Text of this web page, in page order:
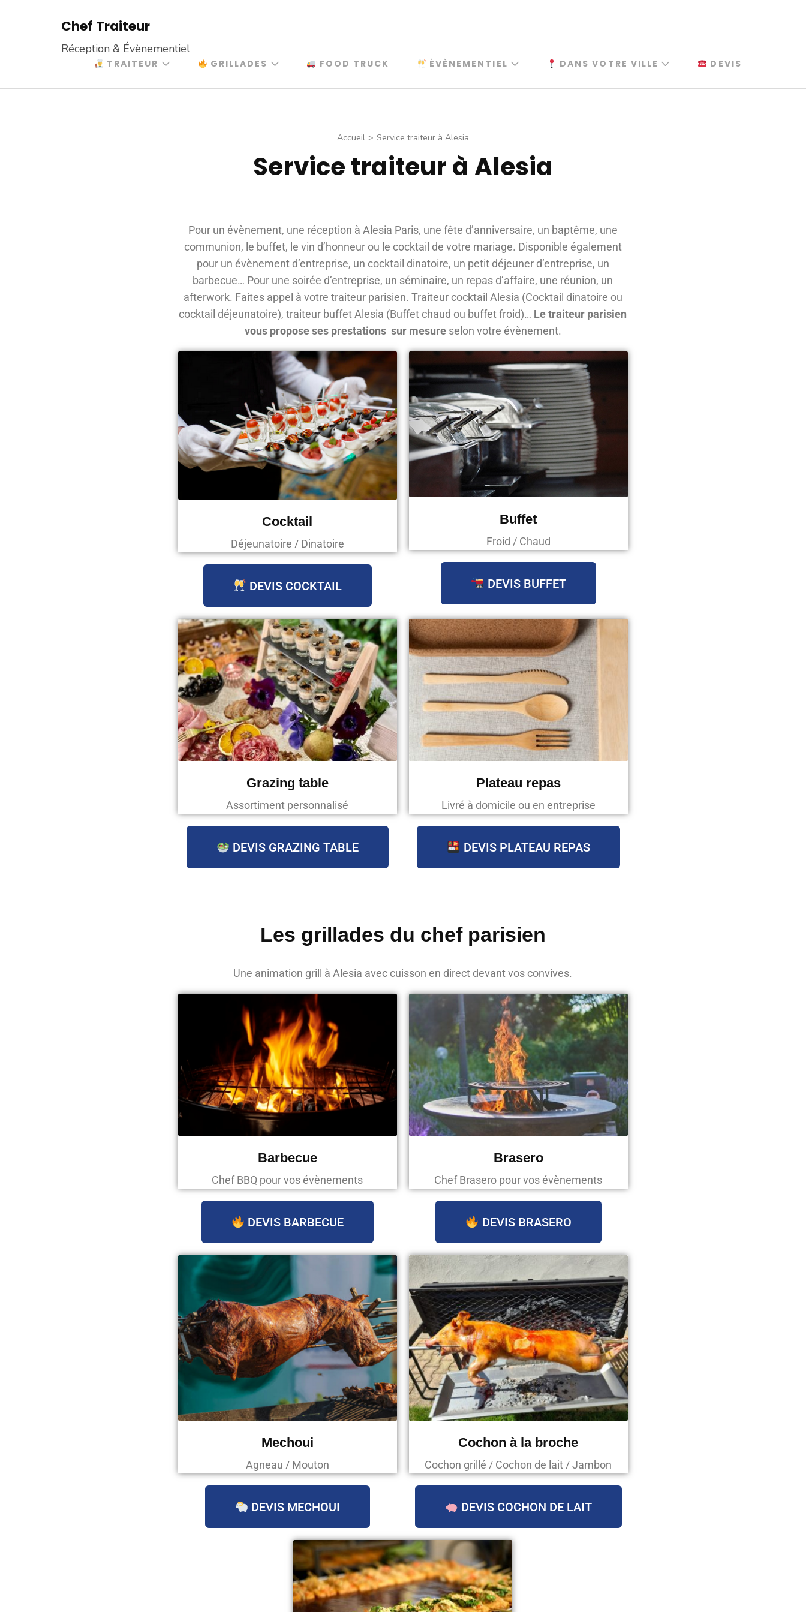
Chef Traiteur
Réception & Évènementiel
TRAITEUR GRILLADES FOOD TRUCK ÉVÈNEMENTIEL DANS VOTRE VILLE DEVIS
Accueil > Service traiteur à Alesia
Service traiteur à Alesia
Pour un évènement, une réception à Alesia Paris, une fête d’anniversaire, un baptême, une
communion, le buffet, le vin d’honneur ou le cocktail de votre mariage. Disponible également
pour un évènement d’entreprise, un cocktail dinatoire, un petit déjeuner d’entreprise, un
barbecue… Pour une soirée d’entreprise, un séminaire, un repas d’affaire, une réunion, un
afterwork. Faites appel à votre traiteur parisien. Traiteur cocktail Alesia (Cocktail dinatoire ou
cocktail déjeunatoire), traiteur buffet Alesia (Buffet chaud ou buffet froid)… Le traiteur parisien
vous propose ses prestations sur mesureselon votre évènement.
Cocktail
Déjeunatoire / Dinatoire
DEVIS COCKTAIL
Buffet
Froid / Chaud
DEVIS BUFFET
Grazing table
Assortiment personnalisé
DEVIS GRAZING TABLE
Plateau repas
Livré à domicile ou en entreprise
DEVIS PLATEAU REPAS
Les grillades du chef parisien
Une animation grill à Alesia avec cuisson en direct devant vos convives.
Barbecue
Chef BBQ pour vos évènements
DEVIS BARBECUE
Brasero
Chef Brasero pour vos évènements
DEVIS BRASERO
Mechoui
Agneau / Mouton
DEVIS MECHOUI
Cochon à la broche
Cochon grillé / Cochon de lait / Jambon
DEVIS COCHON DE LAIT